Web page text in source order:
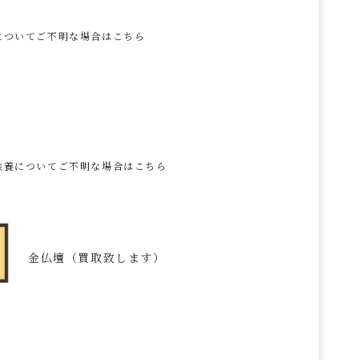
いてご不明な場合はこちら
についてご不明な場合はこちら
金仏壇（買取致します）